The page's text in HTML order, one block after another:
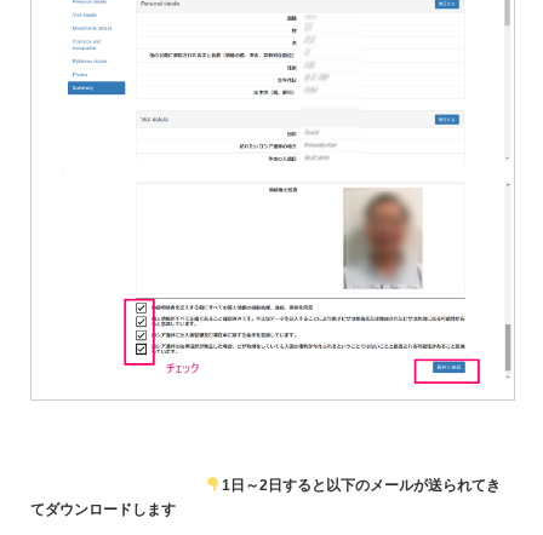
1日～2日すると以下のメールが送られてき
てダウンロードします